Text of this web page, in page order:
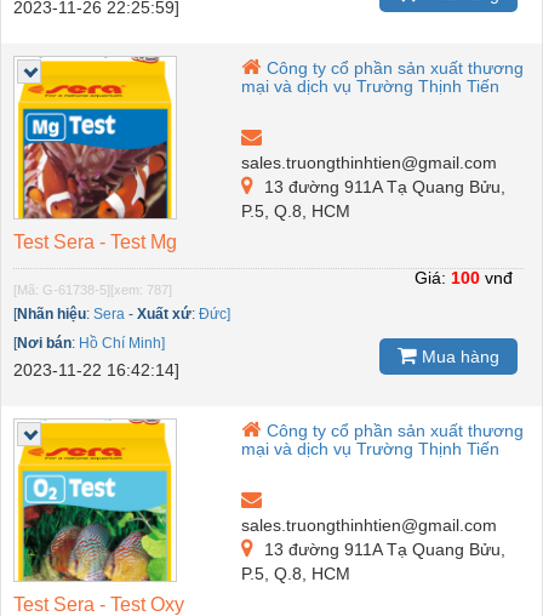
2023-11-26 22:25:59]
Công ty cổ phần sản xuất thương
mại và dịch vụ Trường Thịnh Tiến
sales.truongthinhtien@gmail.com
13 đường 911A Tạ Quang Bửu,
P.5, Q.8, HCM
Test Sera - Test Mg
[Mã: G-61738-5][xem: 787]
[Nhãn hiệu: Sera - Xuất xứ: Đức]
[Nơi bán: Hồ Chí Minh]
2023-11-22 16:42:14]
Giá: 100 vnđ
Mua hàng
Công ty cổ phần sản xuất thương
mại và dịch vụ Trường Thịnh Tiến
sales.truongthinhtien@gmail.com
13 đường 911A Tạ Quang Bửu,
P.5, Q.8, HCM
Test Sera - Test Oxy